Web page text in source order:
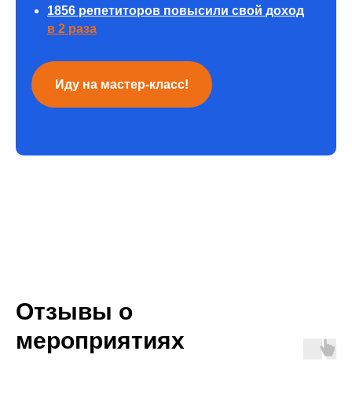
1856 репетиторов повысили свой доход
в 2 раза
Иду на мастер-класс!
Отзывы о
мероприятиях